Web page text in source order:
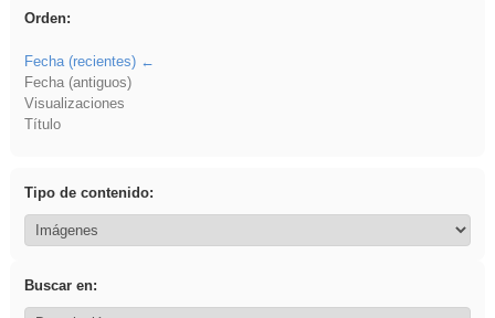
Orden:
Fecha (recientes)
Fecha (antiguos)
Visualizaciones
Título
Tipo de contenido:
Buscar en: